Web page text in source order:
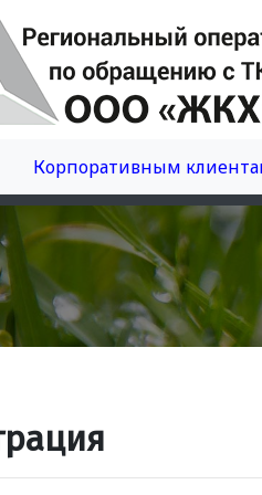
Корпоративным